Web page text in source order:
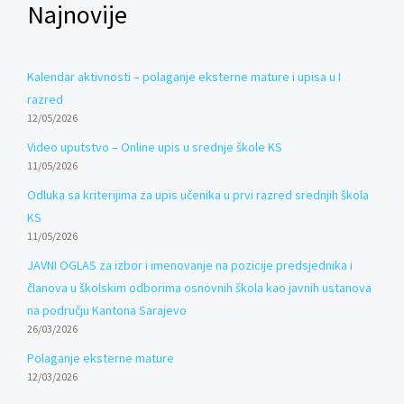
Najnovije
Kalendar aktivnosti – polaganje eksterne mature i upisa u I
razred
12/05/2026
Video uputstvo – Online upis u srednje škole KS
11/05/2026
Odluka sa kriterijima za upis učenika u prvi razred srednjih škola
KS
11/05/2026
JAVNI OGLAS za izbor i imenovanje na pozicije predsjednika i
članova u školskim odborima osnovnih škola kao javnih ustanova
na području Kantona Sarajevo
26/03/2026
Polaganje eksterne mature
12/03/2026